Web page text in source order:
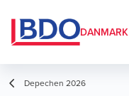
DANMARK
Depechen 2026